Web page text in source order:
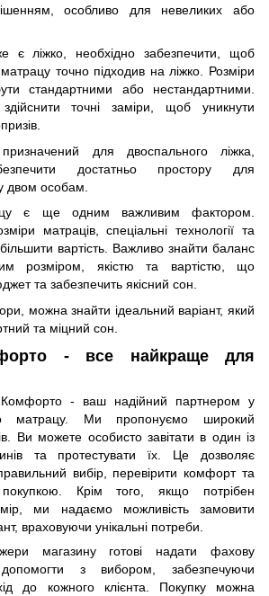
особливо для невеликих або
ліжко, необхідно забезпечити, щоб
точно підходив на ліжко. Розміри
стандартними або нестандартними.
точні заміри, щоб уникнути
для двоспального ліжка,
достатньо простору для
двом особам.
є ще одним важливим фактором.
матраців, спеціальні технології та
вартість. Важливо знайти баланс
розміром, якістю та вартістю, що
та забезпечить якісний сон.
можна знайти ідеальний варіант, який
та міцний сон.
- все найкраще для
Комфорто - ваш надійний партнером у
матрацу. Ми пропонуємо широкий
Ви можете особисто завітати в один із
та протестувати їх. Це дозволяє
вибір, перевірити комфорт та
Крім того, якщо потрібен
ми надаємо можливість замовити
враховуючи унікальні потреби.
магазину готові надати фахову
з вибором, забезпечуючи
до кожного клієнта. Покупку можна